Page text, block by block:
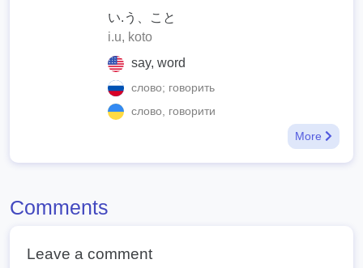
い.う、こと
i.u, koto
say, word
слово; говорить
слово, говорити
More
Comments
Leave a comment